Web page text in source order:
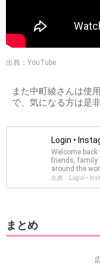
出典：YouTube
また中町綾さんは使
で、気になる方は是
Login •
Welcome
friends, family
around the
出典：Login •
まとめ